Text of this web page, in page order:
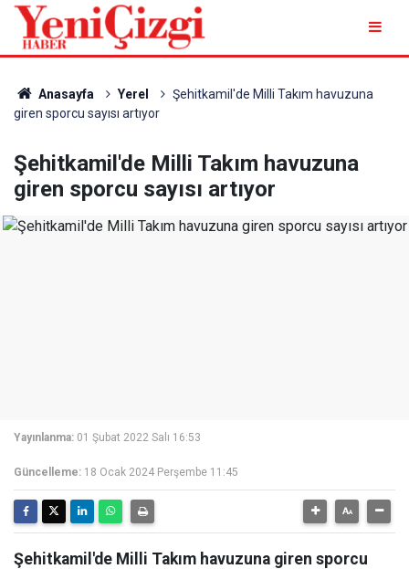
Anasayfa Yerel
Şehitkamil'de Milli Takım havuzuna
giren sporcu sayısı artıyor
Şehitkamil'de Milli Takım havuzuna
giren sporcu sayısı artıyor
Yayınlanma: 01 Şubat 2022 Salı 16:53
Güncelleme: 18 Ocak 2024 Perşembe 11:45
Şehitkamil'de Milli Takım havuzuna giren sporcu